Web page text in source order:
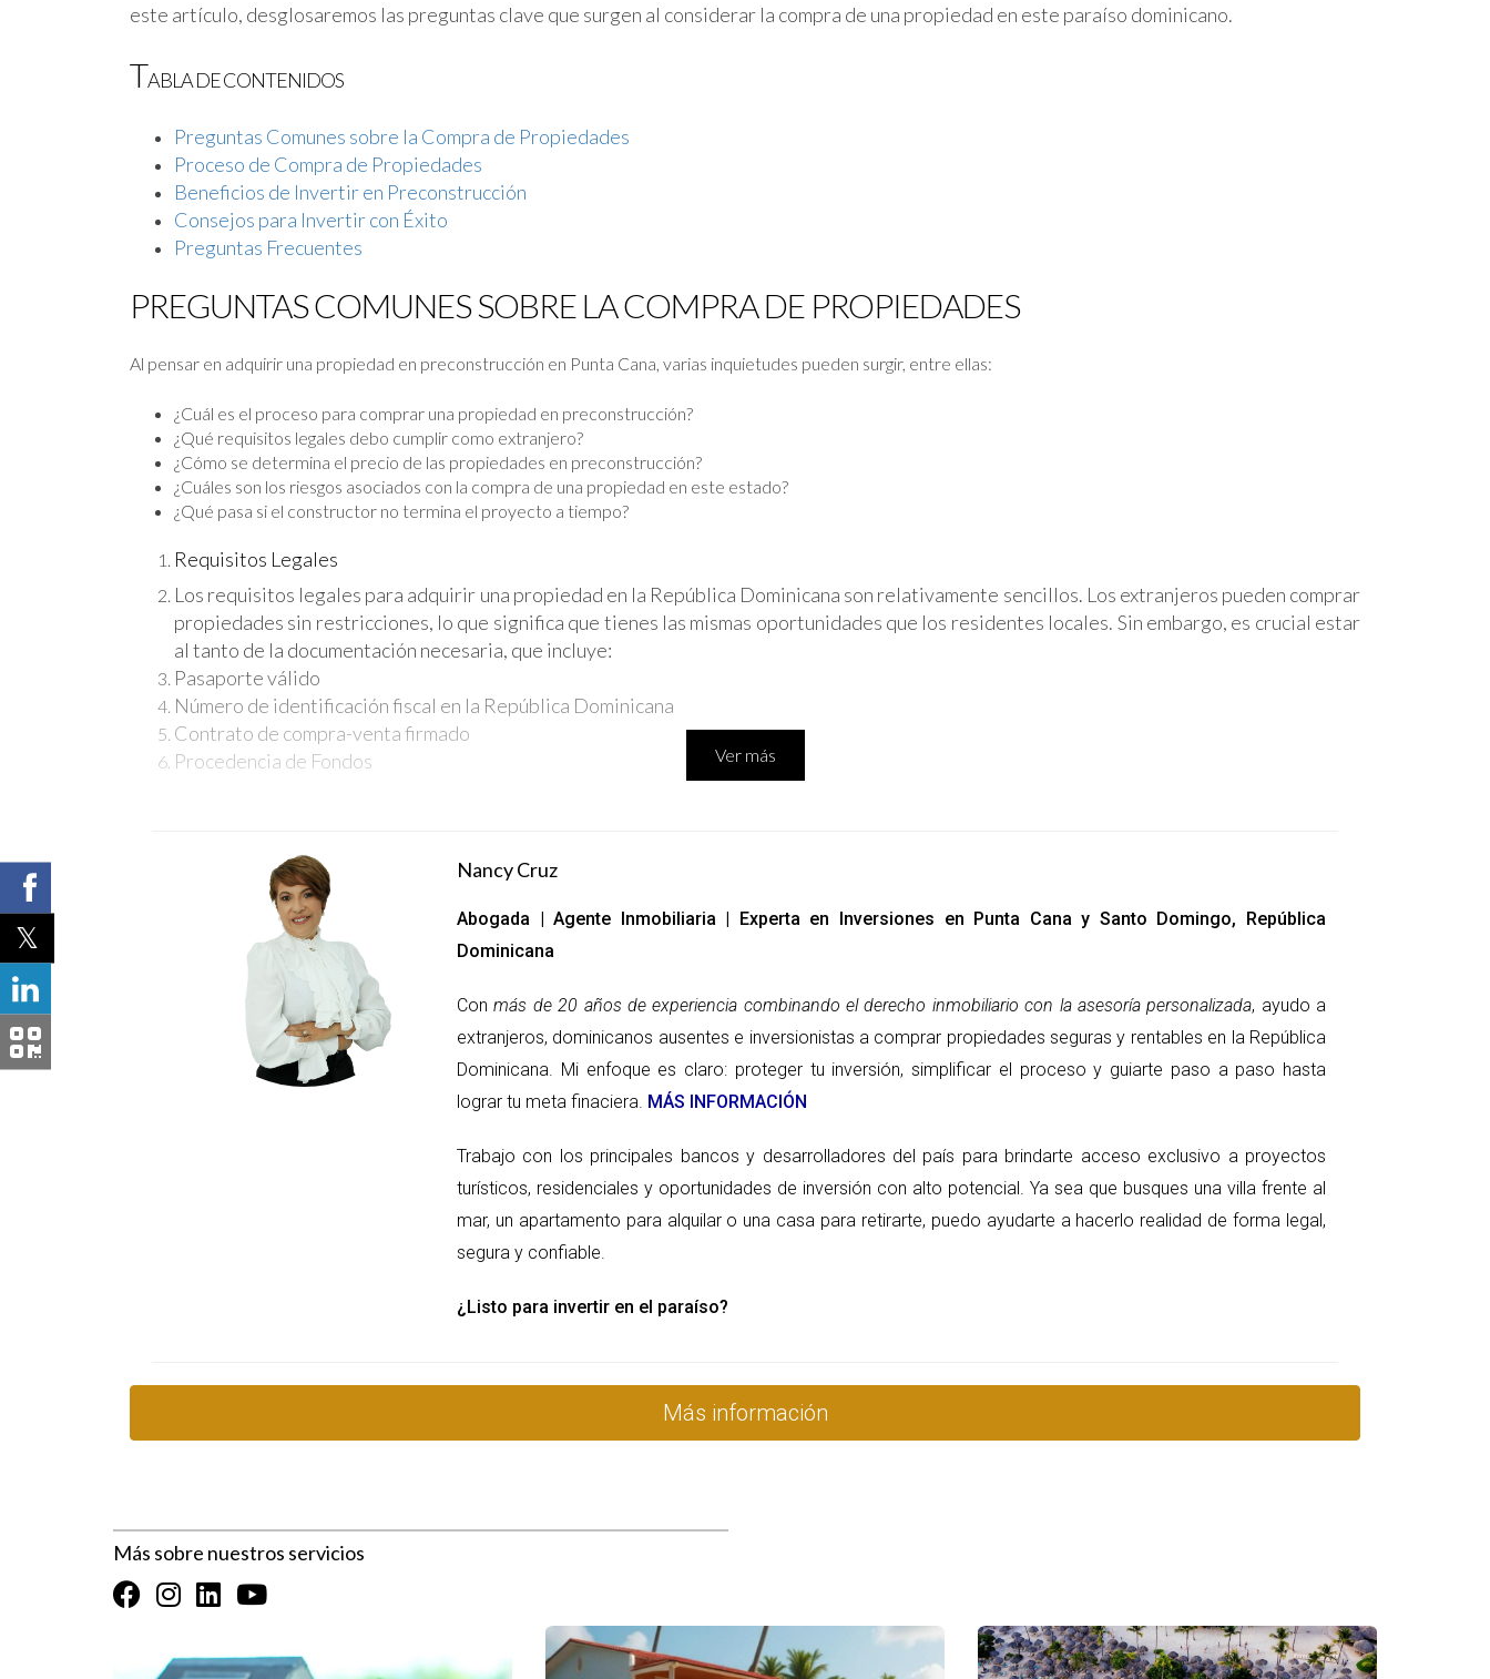
este artículo, desglosaremos las preguntas clave que surgen al considerar la compra de una propiedad en este paraíso dominicano.
TABLA DE CONTENIDOS
Preguntas Comunes sobre la Compra de Propiedades
Proceso de Compra de Propiedades
Beneficios de Invertir en Preconstrucción
Consejos para Invertir con Éxito
Preguntas Frecuentes
PREGUNTAS COMUNES SOBRE LA COMPRA DE PROPIEDADES
Al pensar en adquirir una propiedad en preconstrucción en Punta Cana, varias inquietudes pueden surgir, entre ellas:
¿Cuál es el proceso para comprar una propiedad en preconstrucción?
¿Qué requisitos legales debo cumplir como extranjero?
¿Cómo se determina el precio de las propiedades en preconstrucción?
¿Cuáles son los riesgos asociados con la compra de una propiedad en este estado?
¿Qué pasa si el constructor no termina el proyecto a tiempo?
Requisitos Legales
Los requisitos legales para adquirir una propiedad en la República Dominicana son relativamente sencillos. Los extranjeros pueden comprar
propiedades sin restricciones, lo que significa que tienes las mismas oportunidades que los residentes locales. Sin embargo, es crucial estar
al tanto de la documentación necesaria, que incluye:
Pasaporte válido
Número de identificación fiscal en la República Dominicana
Contrato de compra-venta firmado
Procedencia de Fondos
El proceso de compra puede parecer intimidante, pero es fundamental entenderlo para garantizar una experiencia fluida. Generalmente,
estos son los pasos involucrados:
Investigación: Analiza el mercado local, los desarrolladores y los proyectos disponibles.
Selección: Una vez que encuentres un proyecto que te interese, revisa los planos y las especificaciones técnicas.
Reserva: Asegura tu interés firmando un contrato de reserva y realizando un pago inicial.
Financiación: Considera opciones de financiación, que pueden incluir hipotecas locales o pagos a plazos al constructor.
Firma del contrato final: Al finalizar la construcción, firmarás el contrato definitivo y recibirás la propiedad.
legales y otros gastos que pueden sumar un porcentaje significativo al precio total. Además, invertir en propiedades en preconstrucción
puede implicar pagos escalonados a lo largo del tiempo, lo que te permite gestionar mejor tus finanzas.
BENEFICIOS DE INVERTIR EN PRECONSTRUCCIÓN
Invertir en propiedades en preconstrucción en Punta Cana ofrece una serie de beneficios que no deben pasarse por alto:
Valor de reventa: A medida que el proyecto avanza y la demanda aumenta, el valor de la propiedad puede apreciarse, brindando retorno de
Personalización: Al comprar una propiedad en preconstrucción, a menudo puedes elegir acabados y personalizar algunas características de
paradisiaco.”
CONSEJOS PARA INVERTIR CON ÉXITO
Para maximizar tu inversión al adquirir una propiedad en Punta Cana, considera los siguientes consejos:
Ver más
Nancy Cruz
Abogada | Agente Inmobiliaria | Experta en Inversiones en Punta Cana y Santo Domingo, República
Dominicana
Conmás de 20 años de experiencia combinando el derecho inmobiliario con la asesoría personalizada, ayudo a
extranjeros, dominicanos ausentes e inversionistas a comprar propiedades seguras y rentables en la República
Dominicana. Mi enfoque es claro: proteger tu inversión, simplificar el proceso y guiarte paso a paso hasta
lograr tu meta finaciera. MÁS INFORMACIÓN
Trabajo con los principales bancos y desarrolladores del país para brindarte acceso exclusivo a proyectos
turísticos, residenciales y oportunidades de inversión con alto potencial. Ya sea que busques una villa frente al
mar, un apartamento para alquilar o una casa para retirarte, puedo ayudarte a hacerlo realidad de forma legal,
segura y confiable.
¿Listo para invertir en el paraíso?
Más información
Más sobre nuestros servicios